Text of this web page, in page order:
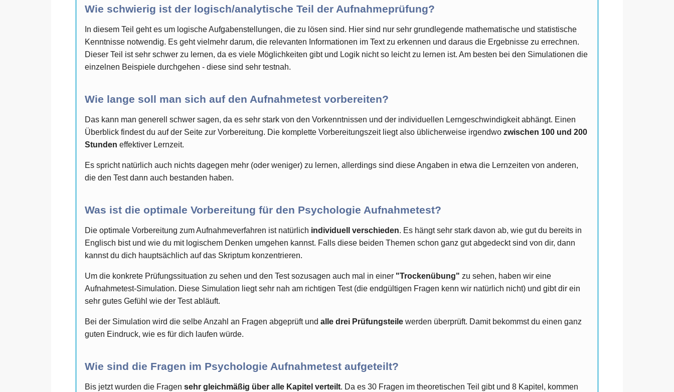
Wie schwierig ist der logisch/analytische Teil der Aufnahmeprüfung?
In diesem Teil geht es um logische Aufgabenstellungen, die zu lösen sind. Hier sind nur sehr grundlegende mathematische und statistische
Kenntnisse notwendig. Es geht vielmehr darum, die relevanten Informationen im Text zu erkennen und daraus die Ergebnisse zu errechnen.
Dieser Teil ist sehr schwer zu lernen, da es viele Möglichkeiten gibt und Logik nicht so leicht zu lernen ist. Am besten bei den Simulationen die
einzelnen Beispiele durchgehen - diese sind sehr testnah.
Wie lange soll man sich auf den Aufnahmetest vorbereiten?
Das kann man generell schwer sagen, da es sehr stark von den Vorkenntnissen und der individuellen Lerngeschwindigkeit abhängt. Einen
Überblick findest du auf der Seite zur Vorbereitung. Die komplette Vorbereitungszeit liegt also üblicherweise irgendwo zwischen 100 und 200
Stunden effektiver Lernzeit.
Es spricht natürlich auch nichts dagegen mehr (oder weniger) zu lernen, allerdings sind diese Angaben in etwa die Lernzeiten von anderen,
die den Test dann auch bestanden haben.
Was ist die optimale Vorbereitung für den Psychologie Aufnahmetest?
Die optimale Vorbereitung zum Aufnahmeverfahren ist natürlich individuell verschieden. Es hängt sehr stark davon ab, wie gut du bereits in
Englisch bist und wie du mit logischem Denken umgehen kannst. Falls diese beiden Themen schon ganz gut abgedeckt sind von dir, dann
kannst du dich hauptsächlich auf das Skriptum konzentrieren.
Um die konkrete Prüfungssituation zu sehen und den Test sozusagen auch mal in einer "Trockenübung" zu sehen, haben wir eine
Aufnahmetest-Simulation. Diese Simulation liegt sehr nah am richtigen Test (die endgültigen Fragen kenn wir natürlich nicht) und gibt dir ein
sehr gutes Gefühl wie der Test abläuft.
Bei der Simulation wird die selbe Anzahl an Fragen abgeprüft und alle drei Prüfungsteile werden überprüft. Damit bekommst du einen ganz
guten Eindruck, wie es für dich laufen würde.
Wie sind die Fragen im Psychologie Aufnahmetest aufgeteilt?
Bis jetzt wurden die Fragen sehr gleichmäßig über alle Kapitel verteilt. Da es 30 Fragen im theoretischen Teil gibt und 8 Kapitel, kommen